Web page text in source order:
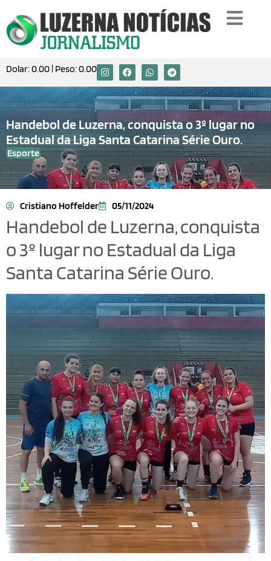
Dolar:0.00 | Peso:0.00
Handebol de Luzerna, conquista o 3º lugar no
Estadual da Liga Santa Catarina Série Ouro.
Esporte
Cristiano Hoffelder 05/11/2024
Handebol de Luzerna, conquista
o 3º lugar no Estadual da Liga
Santa Catarina Série Ouro.